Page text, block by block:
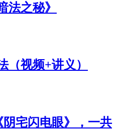
法之秘》
（视频+讲义）
阴宅闪电眼》，一共